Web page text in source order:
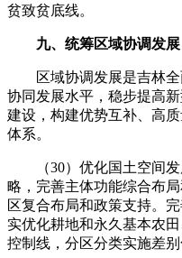
贫致贫底线。
九、统筹区域协调发
区域协调发展是吉林全
协同发展水平，稳步提高
建设，构建优势互补、高
体系。
（30）优化国土空间发
略，完善主体功能综合布
区复合布局和政策支持。
实优化耕地和永久基本农
控制线，分区分类实施差别